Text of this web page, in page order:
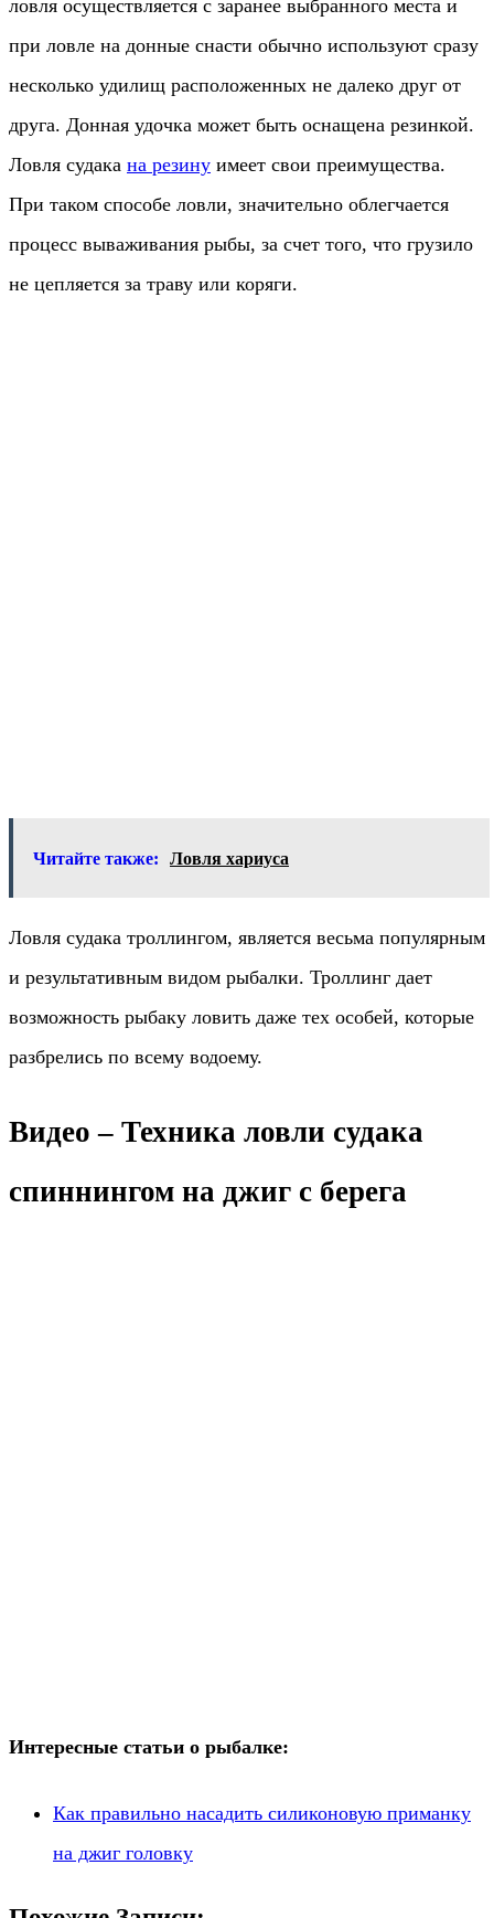
ловля осуществляется с заранее выбранного места и
при ловле на донные снасти обычно используют сразу
несколько удилищ расположенных не далеко друг от
друга. Донная удочка может быть оснащена резинкой.
Ловля судака на резину имеет свои преимущества.
При таком способе ловли, значительно облегчается
процесс вываживания рыбы, за счет того, что грузило
не цепляется за траву или коряги.
Читайте также: Ловля хариуса
Ловля судака троллингом, является весьма популярным
и результативным видом рыбалки. Троллинг дает
возможность рыбаку ловить даже тех особей, которые
разбрелись по всему водоему.
Видео – Техника ловли судака
спиннингом на джиг с берега
Интересные статьи о рыбалке:
Как правильно насадить силиконовую приманку
на джиг головку